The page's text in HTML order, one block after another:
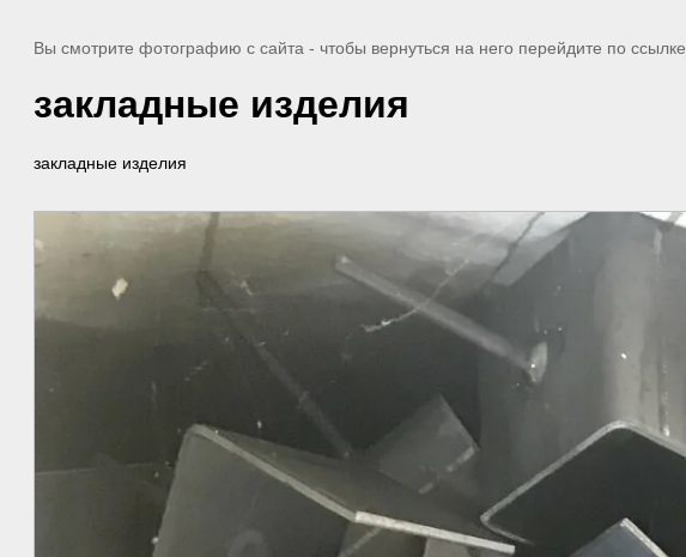
Вы смотрите фотографию с сайта - чтобы вернуться на него перейдите по ссылке
закладные изделия
закладные изделия